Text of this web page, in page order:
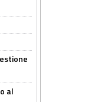
al